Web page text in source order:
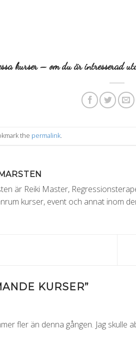
kurser – om du är intresserad
the permalink.
är Reiki Master,
kurser, event och annat inom
KURSER”
fler än denna gången. Jag skulle